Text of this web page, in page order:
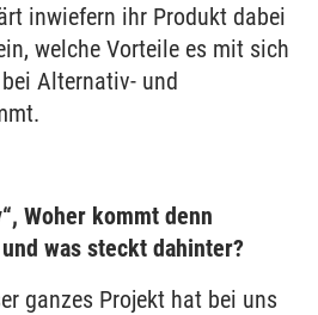
inwiefern ihr Produkt dabei
welche Vorteile es mit sich
Alternativ- und
Woher kommt denn
was steckt dahinter?
ganzes Projekt hat bei uns